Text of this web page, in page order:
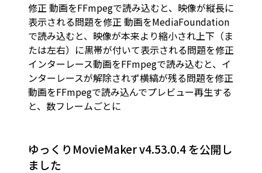
修正 動画をFFmpegで読み込むと、映像が縦長に
表示される問題を修正 動画をMediaFoundation
で読み込むと、映像が本来より縮小され上下（ま
たは左右）に黒帯が付いて表示される問題を修正
インターレース動画をFFmpegで読み込むと、イ
ンターレースが解除されず横縞が残る問題を修正
動画をFFmpegで読み込んでプレビュー再生する
と、数フレームごとに
ゆっくりMovieMaker v4.53.0.4 を公開し
ました